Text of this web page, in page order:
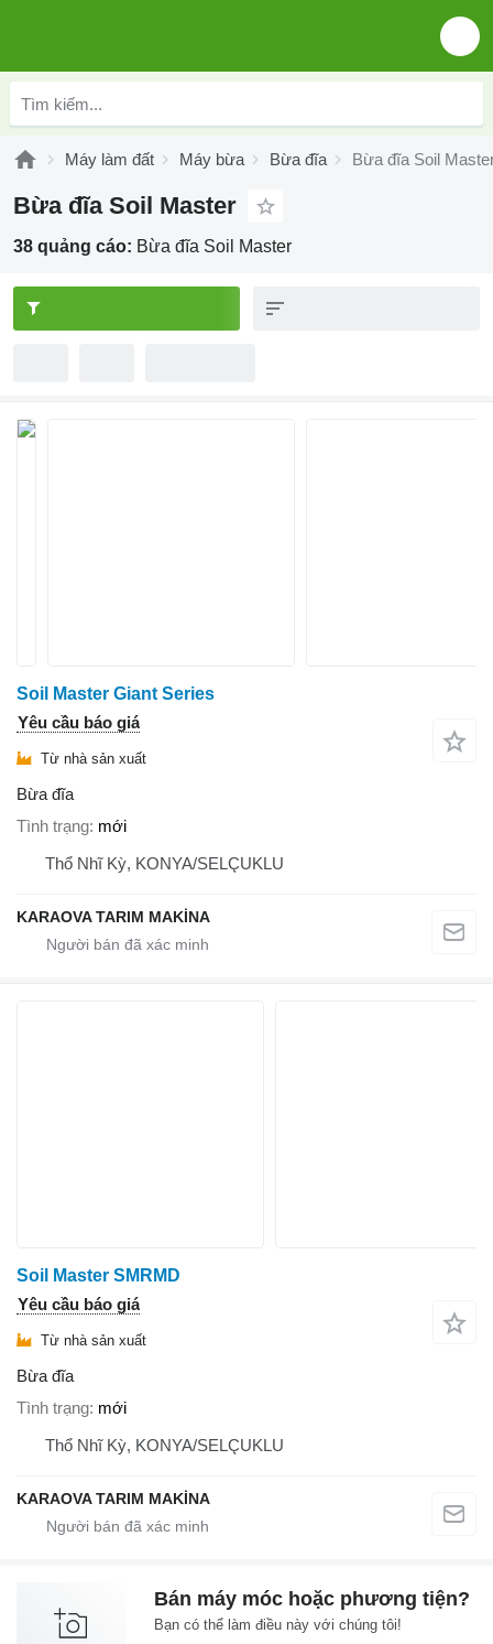
Máy làm đất Máy bừa Bừa đĩa Bừa đĩa Soil
Bừa đĩa Soil Master
38 quảng cáo: Bừa đĩa Soil Master
Soil Master Giant Series
Yêu cầu báo giá
Từ nhà sản xuất
Bừa đĩa
Tình trạng mới
Thổ Nhĩ Kỳ, KONYA/SELÇUKLU
KARAOVA TARIM MAKİNA
Soil Master SMRMD
Yêu cầu báo giá
Từ nhà sản xuất
Bừa đĩa
Tình trạng mới
Thổ Nhĩ Kỳ, KONYA/SELÇUKLU
KARAOVA TARIM MAKİNA
Bán máy móc hoặc phương tiện?
Bạn có thể làm điều này với chúng tôi!